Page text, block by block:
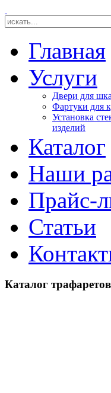
Главная
Услуги
Двери для
Фартуки для
Установка
изделий
Каталог
Наши
Прайс-
Статьи
Каталог трафаретов